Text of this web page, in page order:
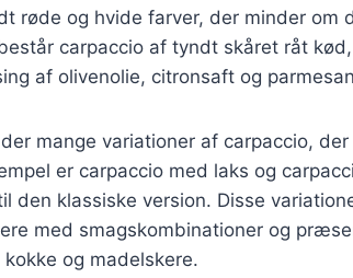
røde og hvide farver, der minder om
carpaccio af tyndt skåret råt
af olivenolie, citronsaft og
mange variationer af carpaccio,
er carpaccio med laks og
den klassiske version. Disse
med smagskombinationer og
og madelskere.